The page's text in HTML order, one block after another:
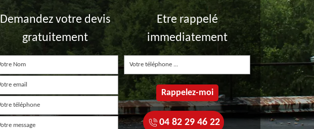
Demandez votre devis
gratuitement
Etre rappelé
immediatement
04 82 29 46 22